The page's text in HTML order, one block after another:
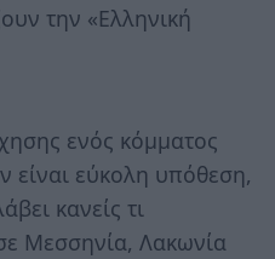
την «Ελληνική
ενός κόμματος
είναι εύκολη υπόθεση,
κανείς τι
Μεσσηνία, Λακωνία